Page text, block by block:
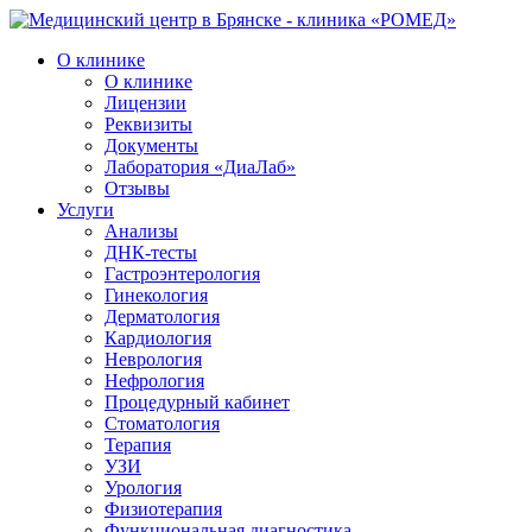
О клинике
О клинике
Лицензии
Реквизиты
Документы
Лаборатория «ДиаЛаб»
Отзывы
Услуги
Анализы
ДНК-тесты
Гастроэнтерология
Гинекология
Дерматология
Кардиология
Неврология
Нефрология
Процедурный кабинет
Стоматология
Терапия
УЗИ
Урология
Физиотерапия